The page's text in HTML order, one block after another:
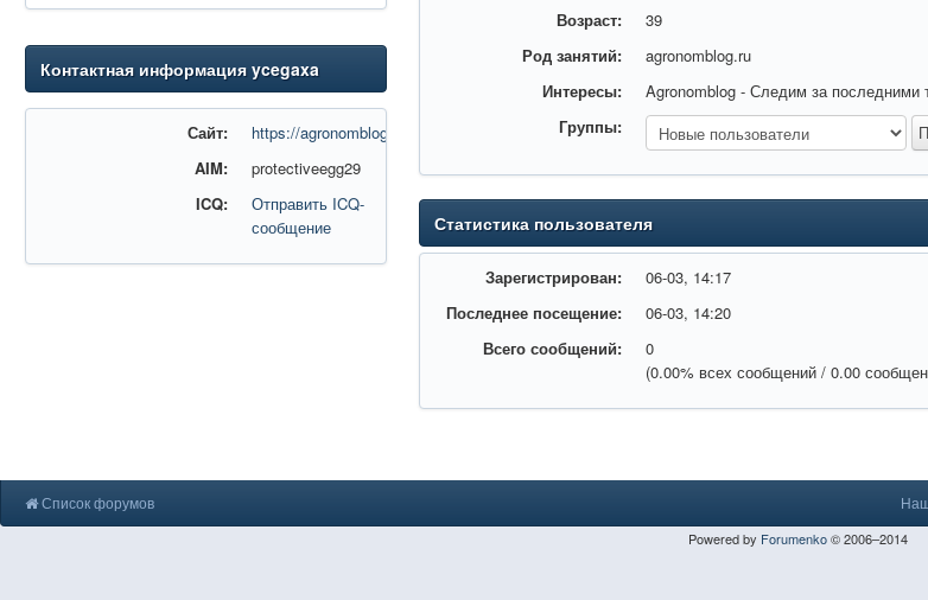
Контактная информация ycegaxa
Сайт:
https://agronomblog.ru/
AIM:
protectiveegg29
ICQ:
Отправить ICQ-
сообщение
Возраст:
39
Род занятий:
agronomblog.ru
Интересы:
Agronomblog - Следим за последними
Группы:
Статистика пользователя
Зарегистрирован:
06-03, 14:17
Последнее посещение:
06-03, 14:20
Всего сообщений:
0
(0.00% всех сообщений / 0.00
Список форумов
Powered by Forumenko© 2006–2014